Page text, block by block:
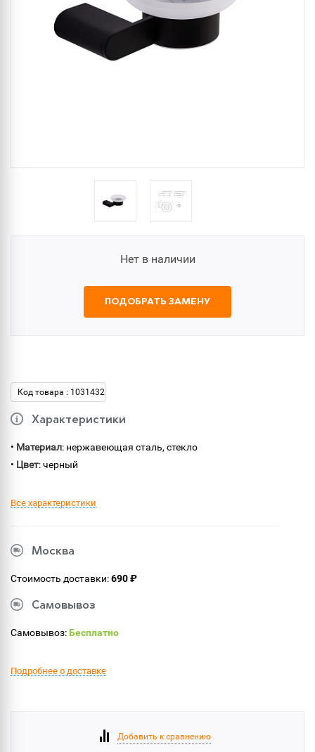
Нет в наличии
ПОДОБРАТЬ ЗАМЕНУ
Код товара : 1031432
Характеристики
• Материал: нержавеющая сталь, стекло
• Цвет: черный
Все характеристики
Москва
Стоимость доставки:690 ₽
Самовывоз
Самовывоз:Бесплатно
Подробнее о доставке
Добавить к сравнению